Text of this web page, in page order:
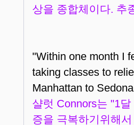
상을 종합체이다. 추
"Within one month I
taking classes to
Manhattan to
샬럿 Connors는 "1
증을 극복하기위해